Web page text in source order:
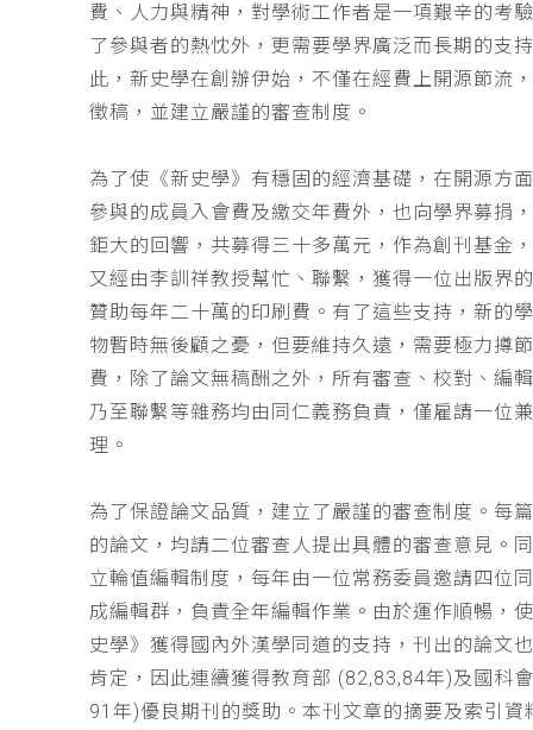
費、人力與精神，對學術工作者是一項艱辛的考
了參與者的熱忱外，更需要學界廣泛而長期的支
此，新史學在創辦伊始，不僅在經費上開源節流
徵稿，並建立嚴謹的審查制度。
為了使《新史學》有穩固的經濟基礎，在開源方
參與的成員入會費及繳交年費外，也向學界募捐
鉅大的回響，共募得三十多萬元，作為創刊基金
又經由李訓祥教授幫忙、聯繫，獲得一位出版界
贊助每年二十萬的印刷費。有了這些支持，新的
物暫時無後顧之憂，但要維持久遠，需要極力撙
費，除了論文無稿酬之外，所有審查、校對、編
乃至聯繫等雜務均由同仁義務負責，僅雇請一位
理。
為了保證論文品質，建立了嚴謹的審查制度。每
的論文，均請二位審查人提出具體的審查意見。
立輪值編輯制度，每年由一位常務委員邀請四位
成編輯群，負責全年編輯作業。由於運作順暢，
史學》獲得國內外漢學同道的支持，刊出的論文
肯定，因此連續獲得教育部 (82,83,84年)及國科
91年)優良期刊的獎助。本刊文章的摘要及索引資